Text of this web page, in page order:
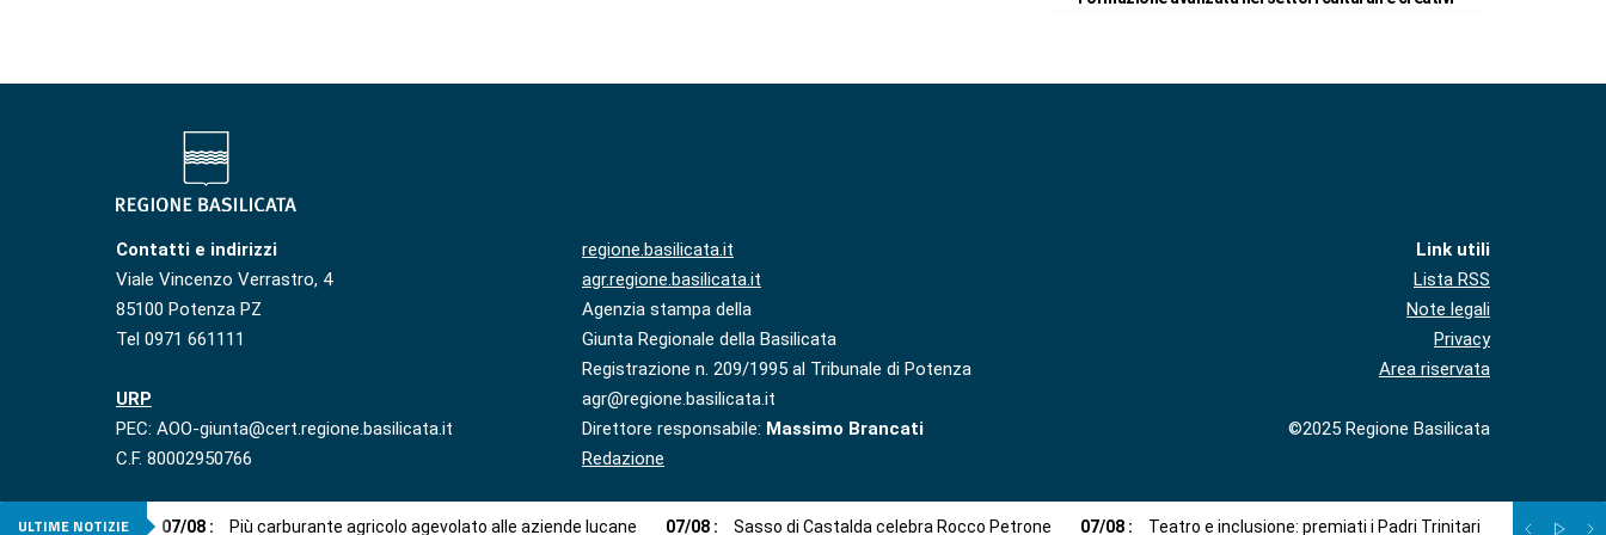
Contatti e indirizzi
Viale Vincenzo Verrastro, 4
85100 Potenza PZ
Tel 0971 661111
URP
PEC: AOO-giunta@cert.regione.basilicata.it
C.F. 80002950766
regione.basilicata.it
agr.regione.basilicata.it
Agenzia stampa della
Giunta Regionale della Basilicata
Registrazione n. 209/1995 al Tribunale di Potenza
agr@regione.basilicata.it
Direttore responsabile: Massimo Brancati
Redazione
Link utili
Lista RSS
Note legali
Privacy
Area riservata
©2025 Regione Basilicata
ULTIME NOTIZIE 07/08 : Più carburante agricolo agevolato alle aziende lucane 07/08 : Sasso di Castalda celebra Rocco Petrone 07/08 : Teatro e inclusione: premiati i Padri Trinitari 07/ 08: